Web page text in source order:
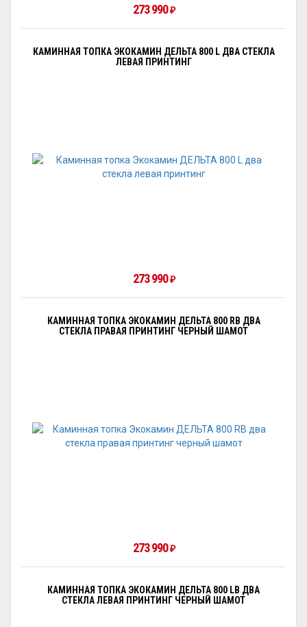
273 990₽
КАМИННАЯ ТОПКА ЭКОКАМИН ДЕЛЬТА 800 L ДВА СТЕКЛА
ЛЕВАЯ ПРИНТИНГ
273 990₽
КАМИННАЯ ТОПКА ЭКОКАМИН ДЕЛЬТА 800 RB ДВА
СТЕКЛА ПРАВАЯ ПРИНТИНГ ЧЕРНЫЙ ШАМОТ
273 990₽
КАМИННАЯ ТОПКА ЭКОКАМИН ДЕЛЬТА 800 LB ДВА
СТЕКЛА ЛЕВАЯ ПРИНТИНГ ЧЕРНЫЙ ШАМОТ